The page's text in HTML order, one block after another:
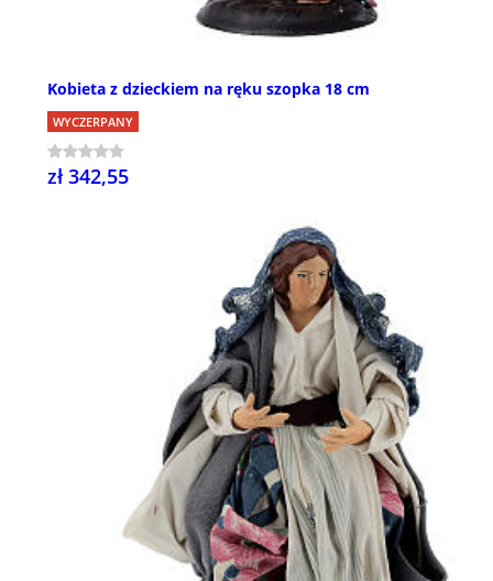
Kobieta z dzieckiem na ręku szopka 18 cm
WYCZERPANY
zł 342,55